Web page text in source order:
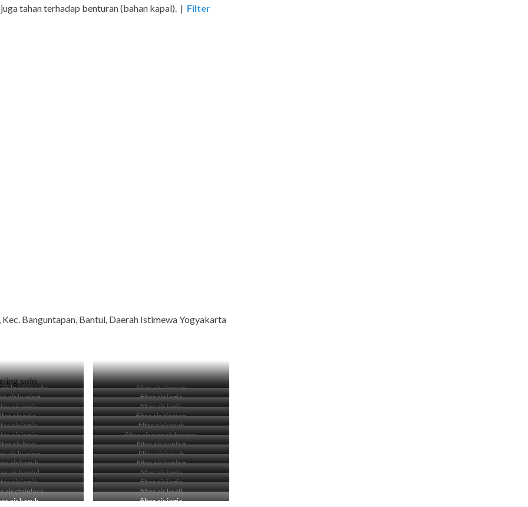
tahan terhadap benturan (bahan kapal). | Filter
Banguntapan, Bantul, Daerah Istimewa Yogyakarta
kuning solo
filter air sleman
air kuning
filter air jogja
air jogja
filter air jogja
air solo
filter air sleman
air jogja
filter air keruh
air jogja
filter air rumah tangga
air besi
filter air kuning
air kuning
filter air keruh
air keruh
filter air kuning
air bantul
filter air jogja
air jogja
filter air jogja
air stainless
filter air kecil
air keruh filter air jogja